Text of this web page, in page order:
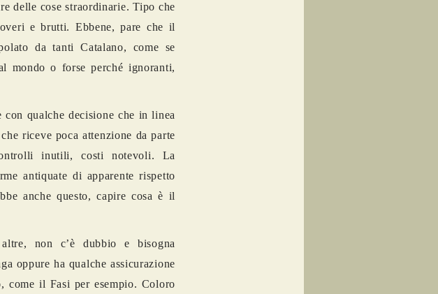
delle cose straordinarie. Tipo che
e brutti. Ebbene, pare che il
da tanti Catalano, come se
mondo o forse perché ignoranti,
qualche decisione che in linea
riceve poca attenzione da parte
inutili, costi notevoli. La
antiquate di apparente rispetto
anche questo, capire cosa è il
non c’è dubbio e bisogna
oppure ha qualche assicurazione
come il Fasi per esempio. Coloro